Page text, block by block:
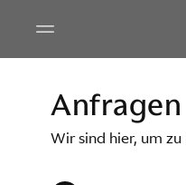
Anfragen
Wir sind hier, um